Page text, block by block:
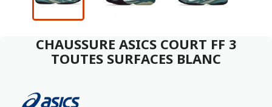
CHAUSSURE ASICS COURT FF 3
TOUTES SURFACES BLANC